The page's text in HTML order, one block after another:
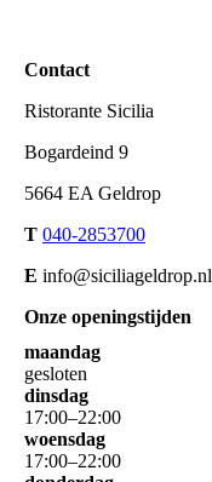
Contact
Ristorante Sicilia
Bogardeind 9
5664 EA Geldrop
T 040-2853700
E info@siciliageldrop.nl
Onze openingstijden
maandag
gesloten
dinsdag
17:00–22:00
woensdag
17:00–22:00